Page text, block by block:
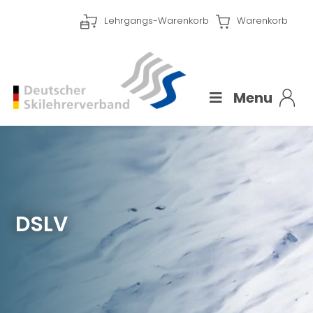
Lehrgangs-Warenkorb Warenkorb
Menu
DSLV